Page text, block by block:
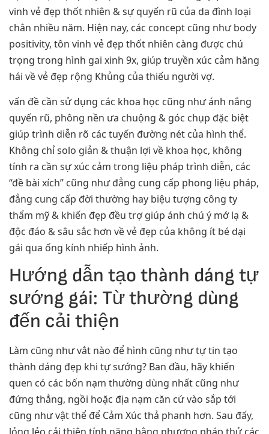
vinh vẻ đẹp thốt nhiên & sự quyến rũ của da đình loại
chân nhiều năm. Hiện nay, các concept cũng như body
positivity, tôn vinh vẻ đẹp thốt nhiên càng được chú
trọng trong hình gai xinh 9x, giúp truyền xúc cảm hăng
hái về vẻ đẹp rộng Khủng của thiếu người vợ.
vấn đề cần sử dụng các khoa học cũng như ánh nắng
quyến rũ, phông nền ưa chuộng & góc chụp đặc biệt
giúp trình diễn rõ các tuyến đường nét của hình thể.
Không chỉ solo giản & thuận lợi về khoa học, không
tính ra cần sự xúc cảm trong liệu pháp trình diễn, các
“đề bài xích” cũng như đẳng cung cấp phong liệu pháp,
đẳng cung cấp đời thường hay biệu tượng công ty
thẩm mỹ & khiến đẹp đều trợ giúp ánh chú ý mớ lạ &
độc đáo & sâu sắc hơn về vẻ đẹp của không ít bé dại
gái qua ống kính nhiếp hình ảnh.
Hướng dẫn tạo thành dáng tự
sướng gái: Từ thường dùng
đến cải thiện
Làm cũng như vắt nào để hình cũng như tự tin tạo
thành dáng đẹp khi tự sướng? Ban đầu, hãy khiến
quen có các bốn nạm thường dùng nhất cũng như
đứng thẳng, ngồi hoặc địa nạm căn cứ vào sắp tới
cũng như vật thể để Cảm Xúc thả phanh hơn. Sau đấy,